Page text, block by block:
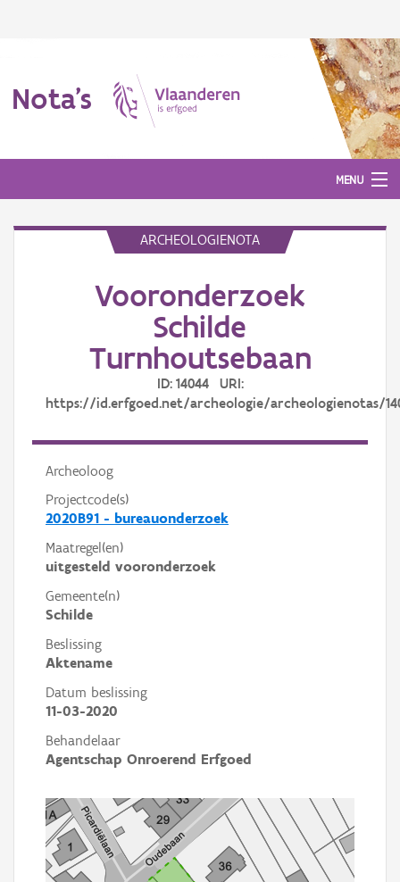
Nota's
MENU
ARCHEOLOGIENOTA
Vooronderzoek
Schilde
Turnhoutsebaan
ID: 14044 URI:
https://id.erfgoed.net/archeologie/archeologienotas/
Archeoloog
Projectcode(s)
2020B91 - bureauonderzoek
Maatregel(en)
uitgesteld vooronderzoek
Gemeente(n)
Schilde
Beslissing
Aktename
Datum beslissing
11-03-2020
Behandelaar
Agentschap Onroerend Erfgoed